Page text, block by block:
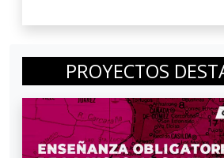
PROYECTOS